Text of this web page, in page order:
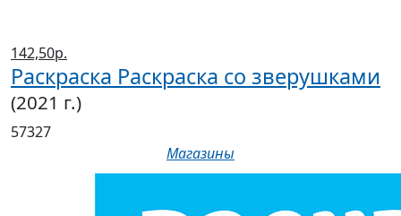
142,50р.
Раскраска Раскраска со зверушками
(2021 г.)
57327
Магазины